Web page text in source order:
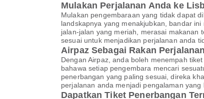
Mulakan Perjalanan Anda ke
Mulakan pengembaraan yang tidak dapat
landskapnya yang menakjubkan, bandar
jalan-jalan yang meriah, merasai makanan
sesuai untuk menjadikan perjalanan anda
Airpaz Sebagai Rakan
Dengan Airpaz, anda boleh menempah
bahawa setiap pengembara mencari
penerbangan yang paling sesuai, direka
perjalanan anda menjadi pengalaman yang
Dapatkan Tiket Penerbangan